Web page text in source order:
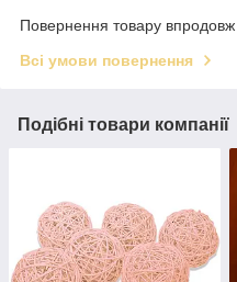
Повернення товару впродовж
Всі умови повернення
Подібні товари компанії